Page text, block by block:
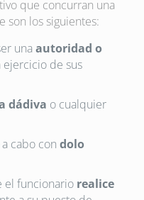
que concurran una
son los siguientes:
unaautoridad o
ejercicio de sus
dádiva o cualquier
cabo con dolo
el funcionario realice